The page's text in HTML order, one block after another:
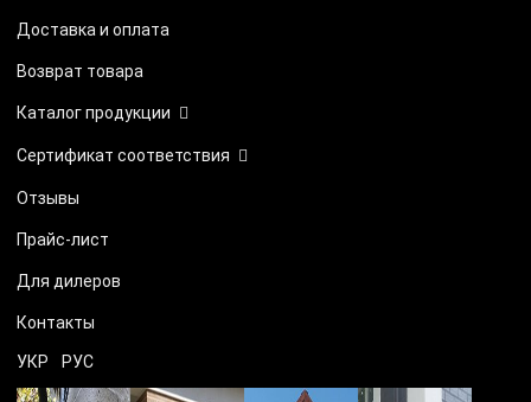
Доставка и оплата
Возврат товара
Каталог продукции
Сертификат соответствия
Отзывы
Прайс-лист
Для дилеров
Контакты
УКР РУС